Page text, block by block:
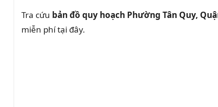
Tra cứu bản đồ quy hoạch Phường Tân Quy,
miễn phí tại đây.